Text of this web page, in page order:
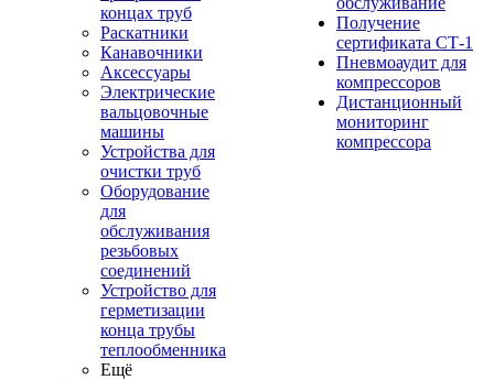
концах труб
Раскатники
Канавочники
Аксессуары
Электрические
вальцовочные
машины
Устройства для
очистки труб
Оборудование
для
обслуживания
резьбовых
соединений
Устройство для
герметизации
конца трубы
теплообменника
Ещё
Получение
сертификата СТ-1
Пневмоаудит для
компрессоров
Дистанционный
мониторинг
компрессора